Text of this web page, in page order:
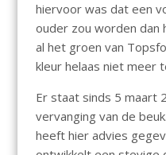
hiervoor was dat een
ouder zou worden dan
al het groen van
kleur helaas niet meer
Er staat sinds 5 maart
vervanging van de
heeft hier advies